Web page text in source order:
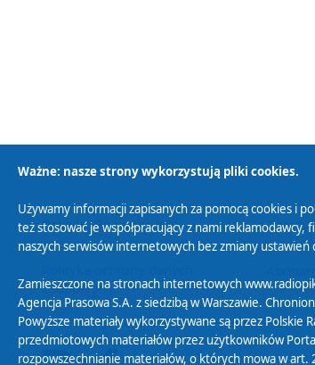
Polityka Prywatności Zasady
osobowych
Ważne: nasze strony wykorzystują pliki cookies.
Używamy informacji zapisanych za pomocą cookies i
też stosować je współpracujący z nami
naszych serwisów internetowych bez zmiany ustawień
Zamieszczone na stronach internetowych
Agencja Prasowa S.A. z siedzibą w Warszawie.
Powyższe materiały wykorzystywane są przez Polskie
przedmiotowych materiałów przez użytkowników
rozpowszechnianie materiałów, o których mowa w